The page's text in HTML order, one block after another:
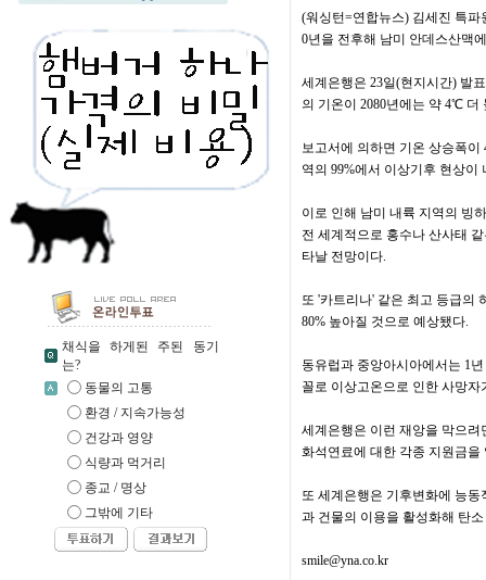
채식을 하게된 주된 동기
는?
동물의 고통
환경 / 지속가능성
건강과 영양
식량과 먹거리
종교 / 명상
그밖에 기타
(워싱턴=연합뉴스) 김세진 특파
0년을 전후해 남미 안데스산맥
세계은행은 23일(현지시간) 발
의 기온이 2080년에는 약 4℃ 더
보고서에 의하면 기온 상승폭
역의 99%에서 이상기후 현상이
이로 인해 남미 내륙 지역의 빙
전 세계적으로 홍수나 산사태
타날 전망이다.
또 '카트리나' 같은 최고 등급의
80% 높아질 것으로 예상됐다.
동유럽과 중앙아시아에서는 1
꼴로 이상고온으로 인한 사망
세계은행은 이런 재앙을 막으
화석연료에 대한 각종 지원금을
또 세계은행은 기후변화에 능
과 건물의 이용을 활성화해 탄
smile@yna.co.kr